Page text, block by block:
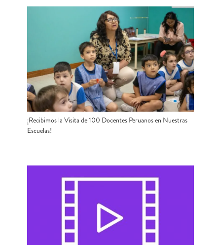
¡Recibimos la Visita de 100 Docentes Peruanos en Nuestras
Escuelas!